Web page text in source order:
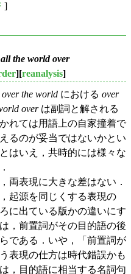
]
all the world over
][reanalysis]
the world における over
overは副詞と解される
れては用語上の自家撞着で
るのが妥当ではないかとい
はいえ，共時的には様々な
両表現に大きな差はない．
起源を同じくする表現の
に出ている版かの違いにす
，前置詞がその目的語の後
である．いや，「前置詞が
表現の仕方は時代錯誤かも
，目的語に相当する名詞句